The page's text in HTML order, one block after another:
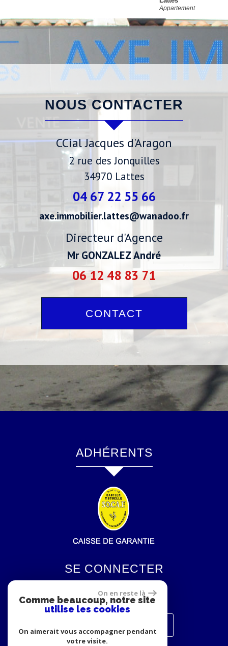
NOUS CONTACTER
CCial Jacques d'Aragon
2 rue des Jonquilles
34970 Lattes
04 67 22 55 66
axe.immobilier.lattes@wanadoo.fr
Directeur d'Agence
Mr GONZALEZ André
06 12 48 83 71
CONTACT
ADHÉRENTS
SE CONNECTER
Espace propriétaires
On en reste là
Comme beaucoup, notre site
utilise les cookies
On aimerait vous accompagner pendant
votre visite.